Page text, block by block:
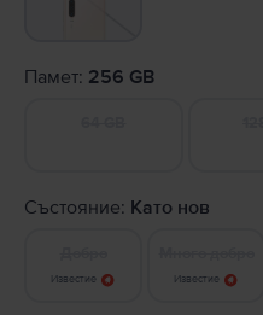
Памет: 256 GB
Състояние: Като нов
Известие Известие